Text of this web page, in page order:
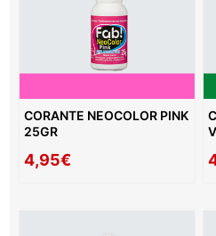
CORANTE NEOCOLOR PINK
25GR
4,95€